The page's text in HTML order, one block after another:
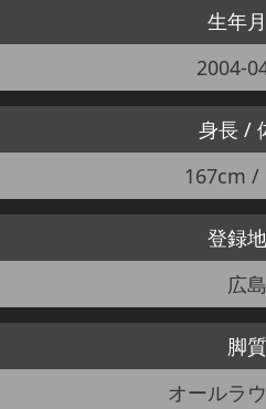
生年
2004-
身長 /
167cm /
登録
広島
脚質
オールラ